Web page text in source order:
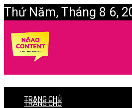
Thứ Năm, Tháng 8 6,
Login
TRANG CHỦ
TRANG CHỦ